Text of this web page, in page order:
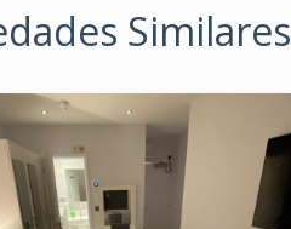
Similares